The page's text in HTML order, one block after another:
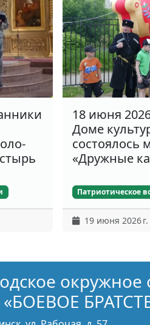
18 июня
Доме
состоялось
«Дружные
Патриотическое
19 июня 2026 г.
окружное